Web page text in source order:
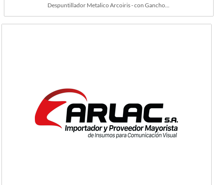
Despuntillador Metalico Arcoiris - con Gancho...